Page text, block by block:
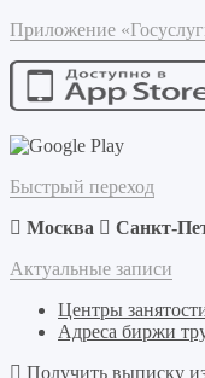
Приложение
Быстрый переход
Москва
Санкт-
Актуальные записи
Центры
Адреса биржи
Получить выписку